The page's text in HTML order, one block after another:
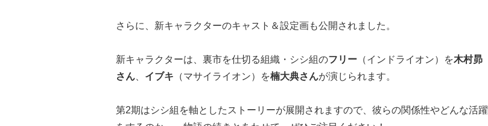
さらに、新キャラクターのキャスト＆設定画も公開されました。
新キャラクターは、裏市を仕切る組織・シシ組のフリー （インドライオン）を木村昴
さん
イブキ （マサイライオン）を楠大典さんが演じられます。
第2期はシシ組を軸としたストーリーが展開されますので、彼らの関係性やどんな活躍